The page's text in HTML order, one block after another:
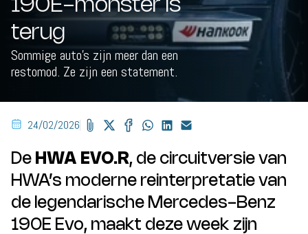
190E-monster is
terug
Sommige auto’s zijn meer dan een
restomod. Ze zijn een statement.
24/02/2026
De HWA EVO.R, de circuitversie van
HWA’s moderne reinterpretatie van
de legendarische Mercedes-Benz
190E Evo, maakt deze week zijn